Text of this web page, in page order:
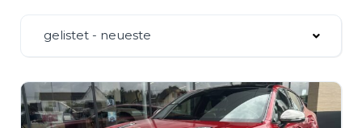
gelistet - neueste